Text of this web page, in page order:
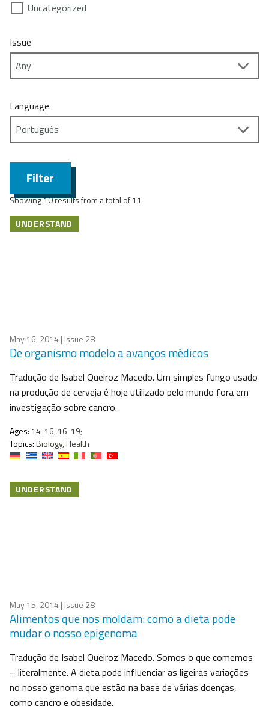
Uncategorized
Issue
Language
Filter
Showing 10 results from a total of 11
UNDERSTAND
May 16, 2014 | Issue 28
De organismo modelo a avanços médicos
Tradução de Isabel Queiroz Macedo. Um simples fungo usado
na produção de cerveja é hoje utilizado pelo mundo fora em
investigação sobre cancro.
Ages: 14-16, 16-19;
Topics:Biology, Health
UNDERSTAND
May 15, 2014 | Issue 28
Alimentos que nos moldam: como a dieta pode
mudar o nosso epigenoma
Tradução de Isabel Queiroz Macedo. Somos o que comemos
– literalmente. A dieta pode influenciar as ligeiras variações
no nosso genoma que estão na base de várias doenças,
como cancro e obesidade.